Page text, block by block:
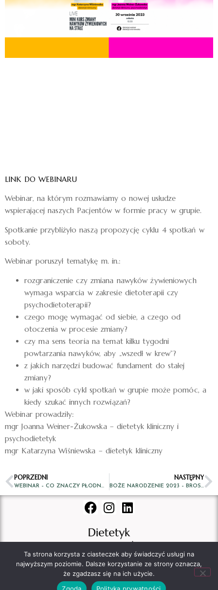
LINK DO WEBINARU
Webinar, na którym rozmawiamy o nowej usłudze
wspierającej naszych Pacjentów w formie pracy w grupie.
Spotkanie przybliżyło naszą propozycję cyklu 4 spotkań w
soboty.
Webinar poruszył tematykę m. in.:
rozgraniczenie czy zmiana nawyków żywieniowych
wymaga wsparcia w zakresie dietoterapii czy
psychodietoterapii?
czego mogę wymagać od siebie, a czego od
otoczenia w procesie zmiany?
czy ma sens teoria na temat kilku tygodni
powtarzania nawyków, aby „wszedł w krew”?
z jakich narzędzi budować fundament do stałej
zmiany?
w jaki sposób cykl spotkań w grupie może pomóc, a
kiedy szukać innych rozwiązań?
Webinar prowadziły:
mgr Joanna Weiner-Żukowska – dietetyk kliniczny i
psychodietetyk
mgr Katarzyna Wiśniewska – dietetyk kliniczny
POPRZEDNI
WEBINAR – CO ZNACZY PŁODNOŚĆ
NASTĘPNY
BOŻE NARODZENIE 2023 – BROSZURKA I WEBINAR
Polityka Prywatności
Regulamin Usług Dietetycznych
Ta strona korzysta z ciasteczek aby świadczyć usługi na
najwyższym poziomie. Dalsze korzystanie ze strony oznacza,
że zgadzasz się na ich użycie.
Zgoda
Polityka prywatności